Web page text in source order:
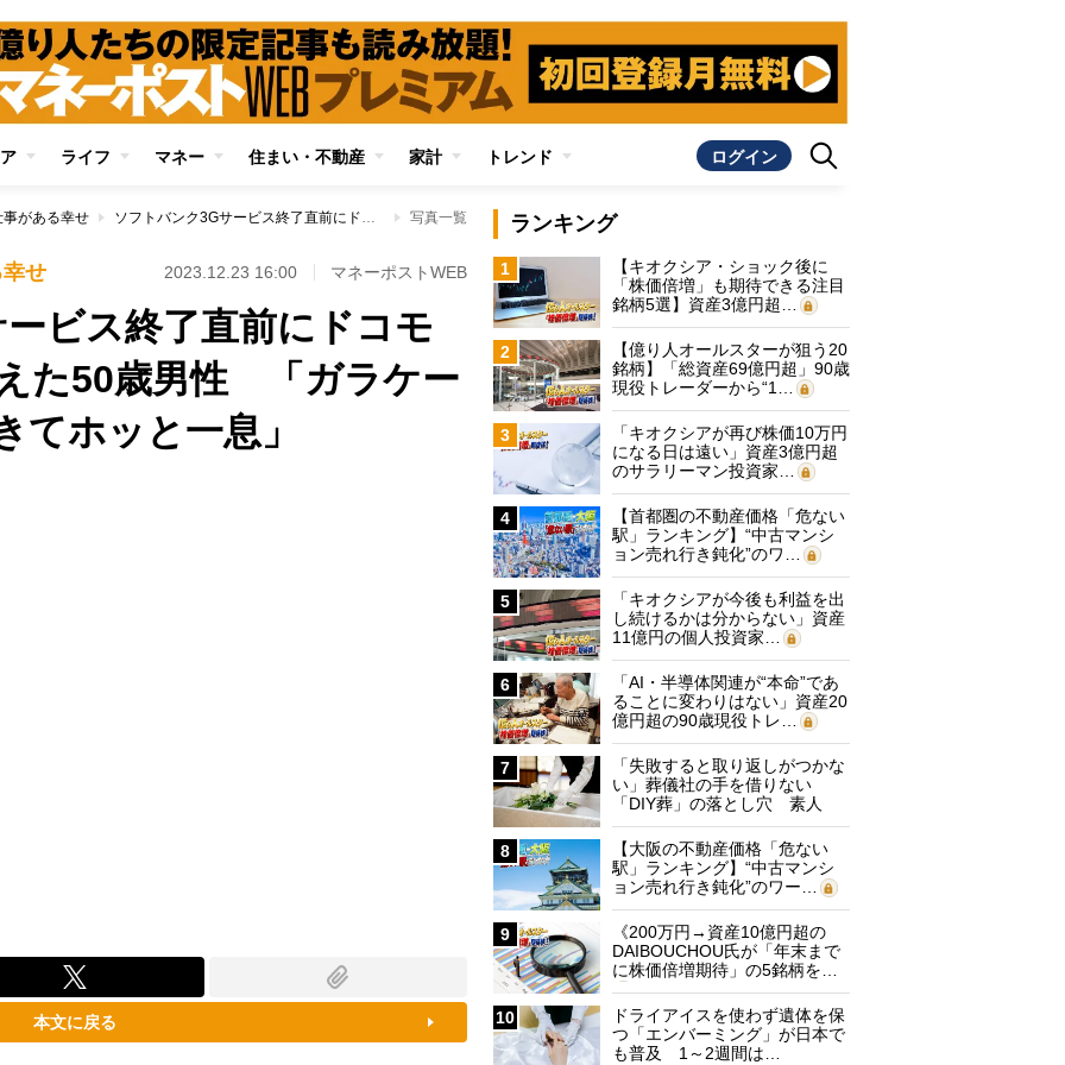
ライフ マネー 住まい・不動産 家計 トレンド ログイン
がある幸せ ソフトバンク3Gサービス終了直前にドコモガラケーに乗り換えた50歳男性 「ガラケー人生が無事延長できてホッと一息」 写真一覧
せ 2023.12.23 16:00 マネーポストWEB
ビス終了直前にドコモ
た50歳男性 「ガラケー
てホッと一息」
本文に戻る
ランキング
1
【キオクシア・ショック後に
「株価倍増」も期待できる注目
銘柄5選】資産3億円超…
2
【億り人オールスターが狙う20
銘柄】「総資産69億円超」90歳
現役トレーダーから“1…
3
「キオクシアが再び株価10万円
になる日は遠い」資産3億円超
のサラリーマン投資家…
4
【首都圏の不動産価格「危ない
駅」ランキング】“中古マンシ
ョン売れ行き鈍化”のワ…
5
「キオクシアが今後も利益を出
し続けるかは分からない」資産
11億円の個人投資家…
6
「AI・半導体関連が“本命”であ
ることに変わりはない」資産20
億円超の90歳現役トレ…
7
「失敗すると取り返しがつかな
い」葬儀社の手を借りない
「DIY葬」の落とし穴 素人
に…
8
【大阪の不動産価格「危ない
駅」ランキング】“中古マンシ
ョン売れ行き鈍化”のワー…
9
《200万円→資産10億円超の
DAIBOUCHOU氏が「年末まで
に株価倍増期待」の5銘柄を…
10
ドライアイスを使わず遺体を保
つ「エンバーミング」が日本で
も普及 1～2週間は…